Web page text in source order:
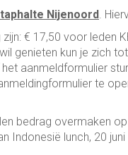
Nijenoord.
€ 17,50 voor leden
genieten kun je zich
aanmeldformulier
te
bedrag overmaken
Indonesië lunch, 20